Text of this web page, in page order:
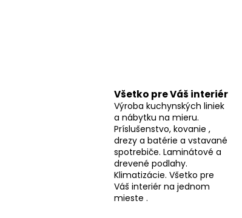
Všetko pre Váš interiér
Výroba kuchynských liniek
a nábytku na mieru.
Príslušenstvo, kovanie ,
drezy a batérie a vstavané
spotrebiče. Laminátové a
drevené podlahy.
Klimatizácie. Všetko pre
Váš interiér na jednom
mieste .